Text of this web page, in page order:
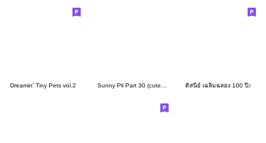
Dreamin' Tiny Pets vol.2 ดิสนีย์ เฉลิมฉลอง 100 ปี♪